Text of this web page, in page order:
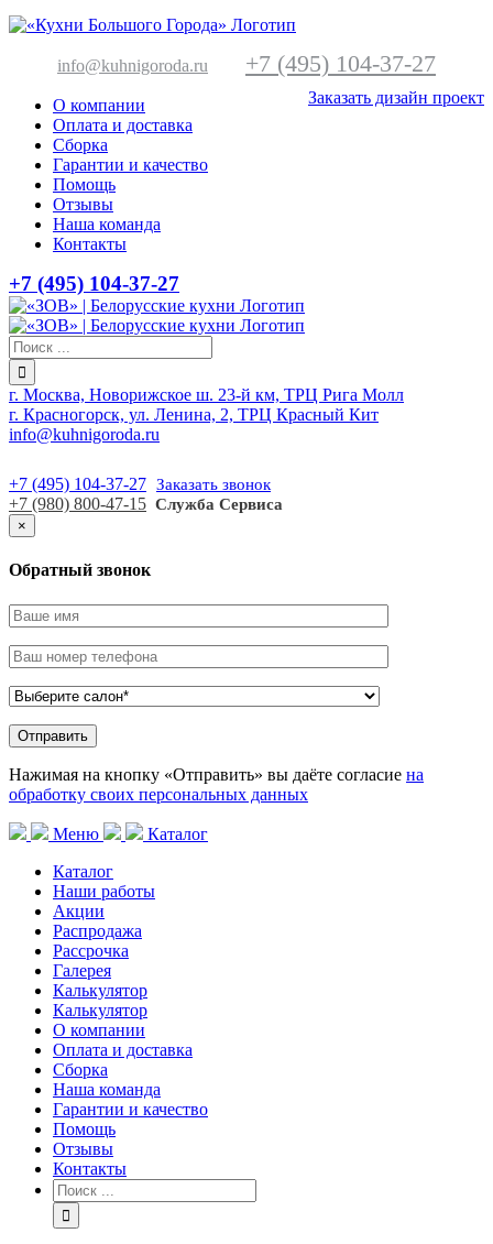
info@kuhnigoroda.ru +7 (495) 104-37-27
Заказать дизайн проект
О компании
Оплата и доставка
Сборка
Гарантии и качество
Помощь
Отзывы
Наша команда
Контакты
+7 (495) 104-37-27
г. Москва, Новорижское ш. 23-й км, ТРЦ Рига Молл
г. Красногорск, ул. Ленина, 2, ТРЦ Красный Кит
info@kuhnigoroda.ru
+7 (495) 104-37-27 Заказать звонок
+7 (980) 800-47-15 Служба Сервиса
×
Обратный звонок
Нажимая на кнопку «Отправить» вы даёте согласие на
обработку своих персональных данных
Меню
Каталог
Каталог
Наши работы
Акции
Распродажа
Рассрочка
Галерея
Калькулятор
Калькулятор
О компании
Оплата и доставка
Сборка
Наша команда
Гарантии и качество
Помощь
Отзывы
Контакты